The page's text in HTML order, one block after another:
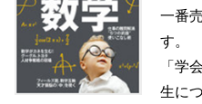
一番
す。
「学
生に